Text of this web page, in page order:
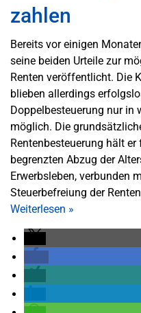
zahlen
Bereits vor einigen
seine beiden Urteile zur
Renten veröffentlicht. Die
blieben allerdings
Doppelbesteuerung nur in
möglich. Die
Rentenbesteuerung hält
begrenzten Abzug der
Erwerbsleben, verbunden
Steuerbefreiung der
Weiterlesen »